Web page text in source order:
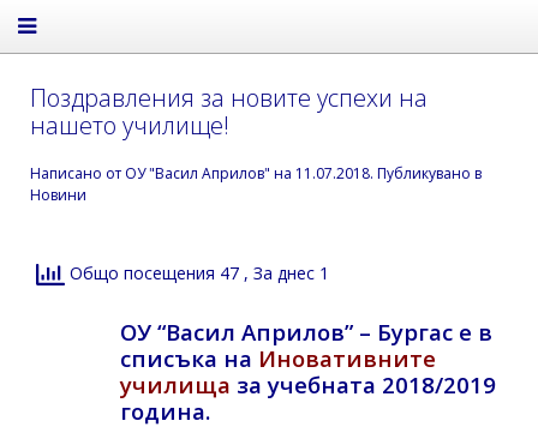
Поздравления за новите успехи на
нашето училище!
Написано от ОУ "Васил Априлов" на 11.07.2018. Публикувано в
Новини
Общо посещения 47 , За днес 1
ОУ “Васил Априлов” – Бургас е в
списъка на Иновативните
училища за учебната 2018/2019
година.